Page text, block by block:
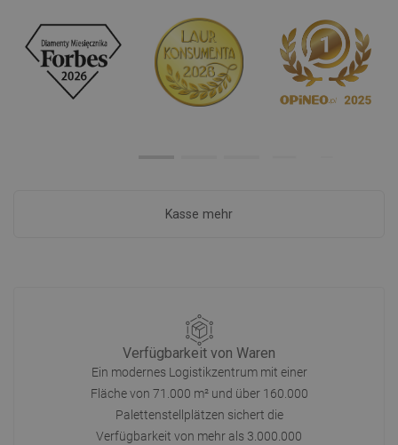
Kasse mehr
Verfügbarkeit von Waren
Ein modernes Logistikzentrum mit einer
Fläche von 71.000 m² und über 160.000
Palettenstellplätzen sichert die
Verfügbarkeit von mehr als 3.000.000